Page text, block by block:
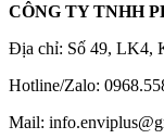
CÔNG TY TNHH
Địa chỉ: Số 49, LK4,
Hotline/Zalo:
Mail: